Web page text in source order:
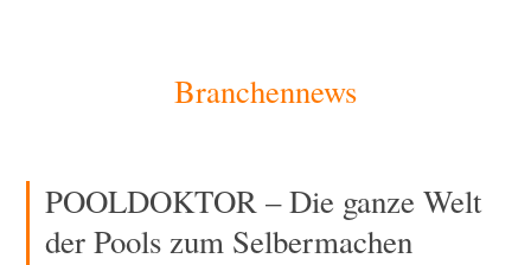
Branchennews
POOLDOKTOR – Die ganze Welt
der Pools zum Selbermachen